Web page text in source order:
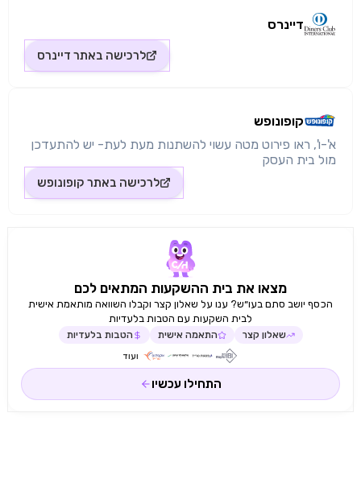
דיינרס
לרכישה באתר דיינרס
קופונופש
א'-ו', ראו פירוט מטה עשוי להשתנות מעת לעת- יש להתעדכן
מול בית העסק
לרכישה באתר קופונופש
מצאו את בית ההשקעות המתאים לכם
הכסף יושב סתם בעו״ש? ענו על שאלון קצר וקבלו השוואה מותאמת אישית
לבית השקעות עם הטבות בלעדיות
שאלון קצר התאמה אישית הטבות בלעדיות
ועוד
התחילו עכשיו